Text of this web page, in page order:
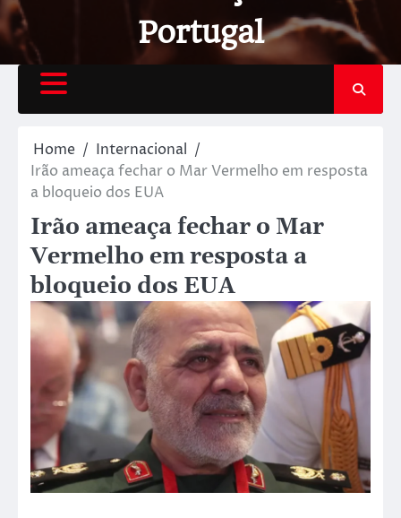
Portugal
Home
Internacional
Irão ameaça fechar o Mar Vermelho em resposta
a bloqueio dos EUA
Irão ameaça fechar o Mar
Vermelho em resposta a
bloqueio dos EUA